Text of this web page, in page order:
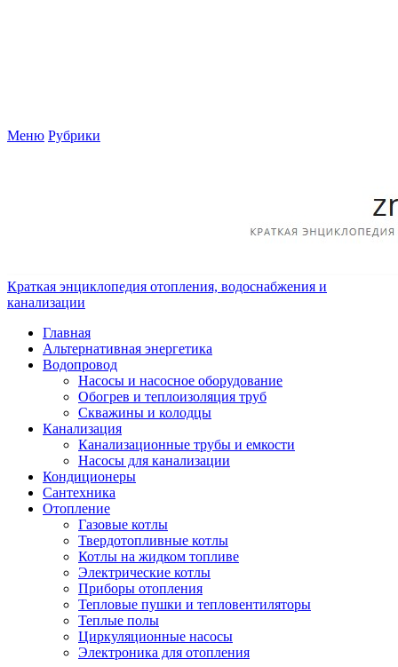
Меню Рубрики
Краткая энциклопедия отопления, водоснабжения и
канализации
Главная
Альтернативная энергетика
Водопровод
Насосы и насосное оборудование
Обогрев и теплоизоляция труб
Скважины и колодцы
Канализация
Канализационные трубы и емкости
Насосы для канализации
Кондиционеры
Сантехника
Отопление
Газовые котлы
Твердотопливные котлы
Котлы на жидком топливе
Электрические котлы
Приборы отопления
Тепловые пушки и тепловентиляторы
Теплые полы
Циркуляционные насосы
Электроника для отопления